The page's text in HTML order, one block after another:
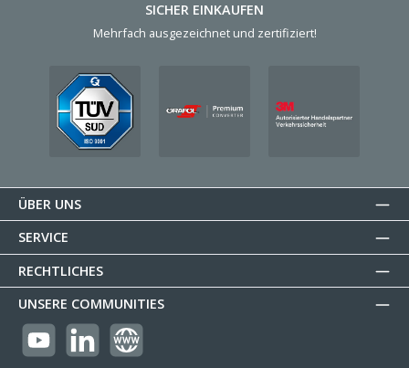
SICHER EINKAUFEN
Mehrfach ausgezeichnet und zertifiziert!
ÜBER UNS
SERVICE
RECHTLICHES
UNSERE COMMUNITIES
https://youtube.com/@reflectogmbh2119?si=Oew0U3xn87ZcBMoM
LinkedIn Website